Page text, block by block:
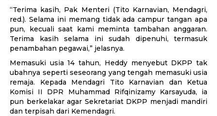
“Terima kasih, Pak Menteri (Tito Karnavian, Mendagri,
red.). Selama ini memang tidak ada campur tangan apa
pun, kecuali saat kami meminta tambahan anggaran.
Terima kasih selama ini sudah dipenuhi, termasuk
penambahan pegawai,” jelasnya.
Memasuki usia 14 tahun, Heddy menyebut DKPP tak
ubahnya seperti seseorang yang tengah memasuki usia
remaja. Kepada Mendagri Tito Karnavian dan Ketua
Komisi II DPR Muhammad Rifqinizamy Karsayuda, ia
pun berkelakar agar Sekretariat DKPP menjadi mandiri
dan terpisah dari Kemendagri.